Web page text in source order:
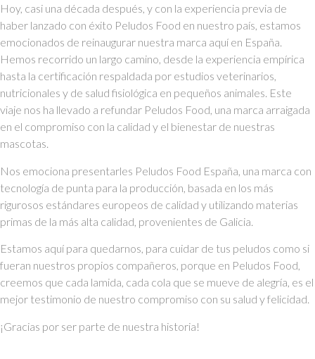
Hoy, casi una década después, y con la experiencia previa de
haber lanzado con éxito Peludos Food en nuestro país, estamos
emocionados de reinaugurar nuestra marca aquí en España.
Hemos recorrido un largo camino, desde la experiencia empírica
hasta la certificación respaldada por estudios veterinarios,
nutricionales y de salud fisiológica en pequeños animales. Este
viaje nos ha llevado a refundar Peludos Food, una marca arraigada
en el compromiso con la calidad y el bienestar de nuestras
mascotas.
Nos emociona presentarles Peludos Food España, una marca con
tecnología de punta para la producción, basada en los más
rigurosos estándares europeos de calidad y utilizando materias
primas de la más alta calidad, provenientes de Galicia.
Estamos aquí para quedarnos, para cuidar de tus peludos como si
fueran nuestros propios compañeros, porque en Peludos Food,
creemos que cada lamida, cada cola que se mueve de alegría, es el
mejor testimonio de nuestro compromiso con su salud y felicidad.
¡Gracias por ser parte de nuestra historia!